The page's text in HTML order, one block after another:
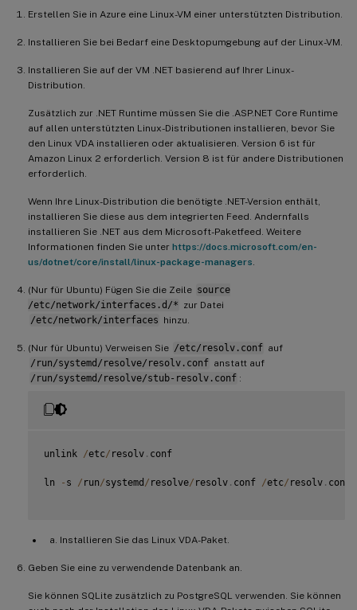
Erstellen Sie in Azure eine Linux-VM einer unterstützten Distribution.
Installieren Sie bei Bedarf eine Desktopumgebung auf der Linux-VM.
Installieren Sie auf der VM .NET basierend auf Ihrer Linux-
Distribution.
Zusätzlich zur .NET Runtime müssen Sie die .ASP.NET Core Runtime
auf allen unterstützten Linux-Distributionen installieren, bevor Sie
den Linux VDA installieren oder aktualisieren. Version 6 ist für
Amazon Linux 2 erforderlich. Version 8 ist für andere Distributionen
erforderlich.
Wenn Ihre Linux-Distribution die benötigte .NET-Version enthält,
installieren Sie diese aus dem integrierten Feed. Andernfalls
installieren Sie .NET aus dem Microsoft-Paketfeed. Weitere
Informationen finden Sie unter https://docs.microsoft.com/en-
us/dotnet/core/install/linux-package-managers
(Nur für Ubuntu) Fügen Sie die Zeile source
/etc/network/interfaces.d/* zur Datei
/etc/network/interfaces hinzu.
(Nur für Ubuntu) Verweisen Sie /etc/resolv.conf auf
/run/systemd/resolve/resolv.conf anstatt auf
/run/systemd/resolve/stub-resolv.conf :
unlink /etc/ resolv . conf
ln - s / run/systemd / resolve/ resolv . conf /etc/ resolv . conf
Installieren Sie das Linux VDA-Paket.
Geben Sie eine zu verwendende Datenbank an.
Sie können SQLite zusätzlich zu PostgreSQL verwenden. Sie können